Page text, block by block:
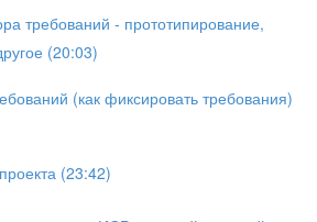
требований - прототипирование,
(20:03)
(как фиксировать требования)
(23:42)